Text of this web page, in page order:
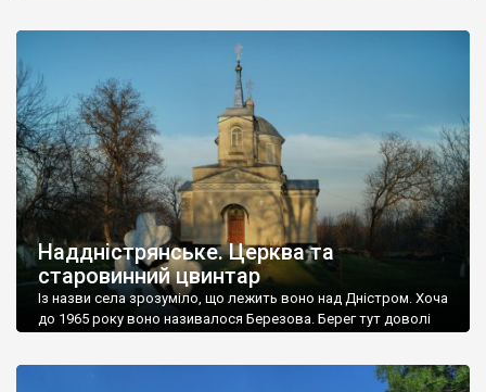
старовинний цвинтар із кам’яними хрестами. Всі епітафії, які
збереглися, написані кирилицею, церковнослов’янською
мовою. За всіма традиційними ознаками – цвинтар
український. Хрести датуються 19 століттям. У 1924-1940
роках Болган […]
Наддністрянське. Церква та
старовинний цвинтар
Із назви села зрозуміло, що лежить воно над Дністром. Хоча
до 1965 року воно називалося Березова. Берег тут доволі
Наддністрянське відрізняється від більшості навколишніх